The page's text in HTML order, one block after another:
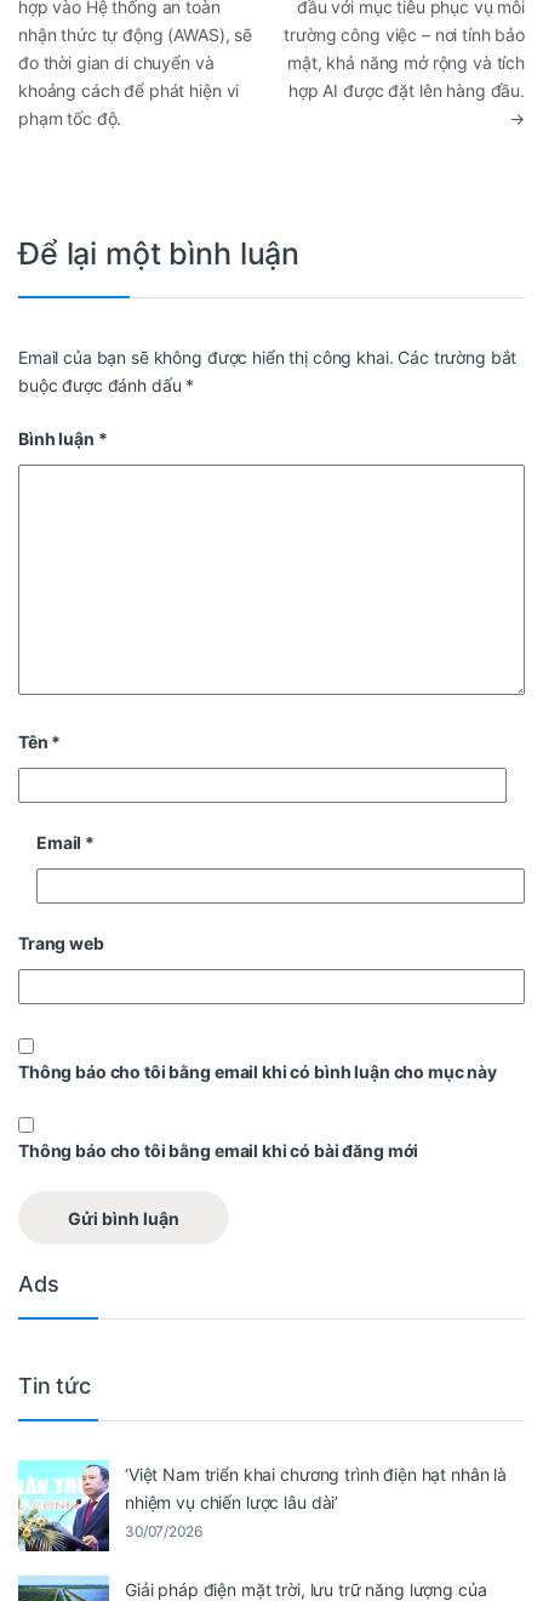
hợp vào Hệ thống an toàn
nhận thức tự động (AWAS), sẽ
đo thời gian di chuyển và
khoảng cách để phát hiện vi
phạm tốc độ.
đầu với mục tiêu phục vụ môi
trường công việc – nơi tính bảo
mật, khả năng mở rộng và tích
hợp AI được đặt lên hàng đầu.
→
Để lại một bình luận
Email của bạn sẽ không được hiển thị công khai. Các trường bắt
buộc được đánh dấu *
Bình luận *
Tên *
Email *
Trang web
Thông báo cho tôi bằng email khi có bình luận cho mục này
Thông báo cho tôi bằng email khi có bài đăng mới
Ads
Tin tức
‘Việt Nam triển khai chương trình điện hạt nhân là
nhiệm vụ chiến lược lâu dài’
30/07/2026
Giải pháp điện mặt trời, lưu trữ năng lượng của